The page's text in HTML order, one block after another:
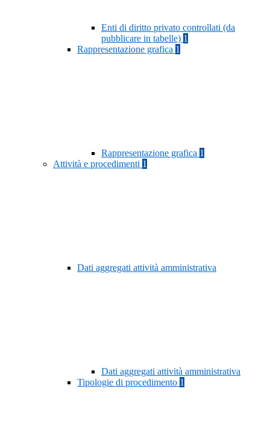
Enti di diritto privato controllati (da
pubblicare in tabelle) 1
Rappresentazione grafica 1
Rappresentazione grafica 1
Attività e procedimenti 1
Dati aggregati attività amministrativa
Dati aggregati attività amministrativa
Tipologie di procedimento 1